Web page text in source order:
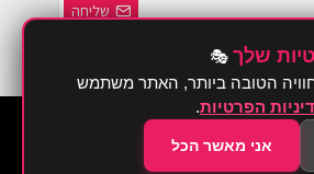
שליחה
פרטיות
שלך 🎭
הטובה ביותר, האתר משתמש
הפרטיות.
אני מאשר הכל